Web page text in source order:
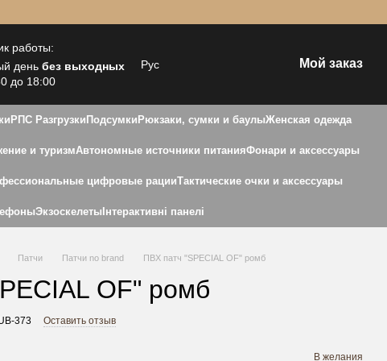
работы:
деньбез выходных
до 18:00
Рус Мой заказ
РПС Разгрузки Подсумки Рюкзаки, сумки и баулыЖенская одежда
и туризмАвтономные источники питанияФонари и аксессуары
цифровые рацииТактические очки и аксессуары
Экзоскелеты Інтерактивні панелі
Патчи Патчи no brand ПВХ патч "SPECIAL OF" ромб
OF" ромб
373 Оставить отзыв
В желания